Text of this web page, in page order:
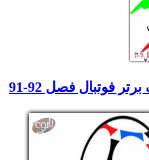
فوتبال فصل 92-91